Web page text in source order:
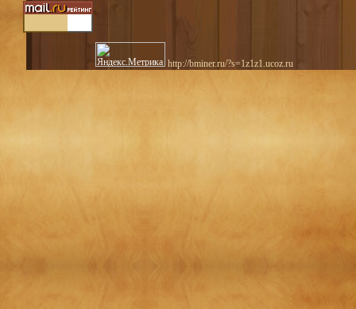
http://bminer.ru/?s=1z1z1.ucoz.ru